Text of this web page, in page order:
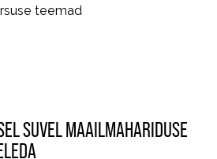
teemad
SUVEL MAAILMAHARIDUSE